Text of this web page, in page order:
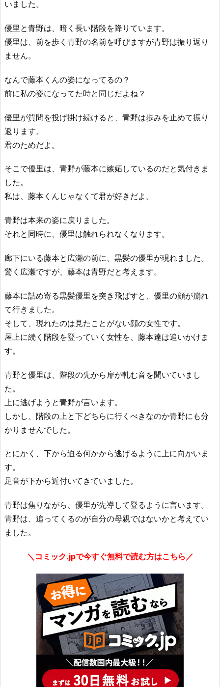
いました。
優里と青野は、暗く長い階段を降りています。
優里は、前を歩く青野の名前を呼びますが青野は振り返り
ません。
なんで藤本くんの姿になってるの？
前に私の姿になってた時と同じだよね？
優里が質問を投げ掛け続けると、青野は歩みを止めて振り
返ります。
君のためだよ。
そこで優里は、青野が藤本に嫉妬しているのだと気付きま
した。
私は、藤本くんじゃなくて君が好きだよ。
青野は本来の姿に戻りました。
それと同時に、優里は触れられなくなります。
廊下にいる藤本と広瀬の前に、黒髪の優里が現れました。
驚く広瀬ですが、藤本は青野だと考えます。
藤本に詰め寄る黒髪優里を突き飛ばすと、優里の顔が崩れ
て行きました。
そして、現れたのは見たことがない顔の女性です。
屋上に続く階段を登っていく女性を、藤本達は追いかけま
す。
青野と優里は、階段の先から扉が軋む音を聞いていまし
た。
上に逃げようと青野が言います。
しかし、階段の上と下どちらに行くべきなのか青野にも分
かりませんでした。
とにかく、下から迫る何かから逃げるように上に向かいま
す。
足音が下から近付いてきていました。
青野は焦りながら、優里が先導して登るように言います。
青野は、追ってくるのが自分の母親ではないかと考えてい
ました。
＼コミック.jpで今すぐ無料で読む方はこちら／